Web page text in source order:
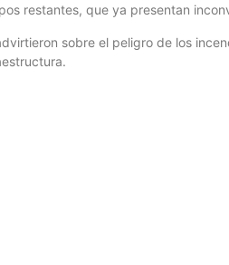
restantes, que ya presentan
sobre el peligro de los